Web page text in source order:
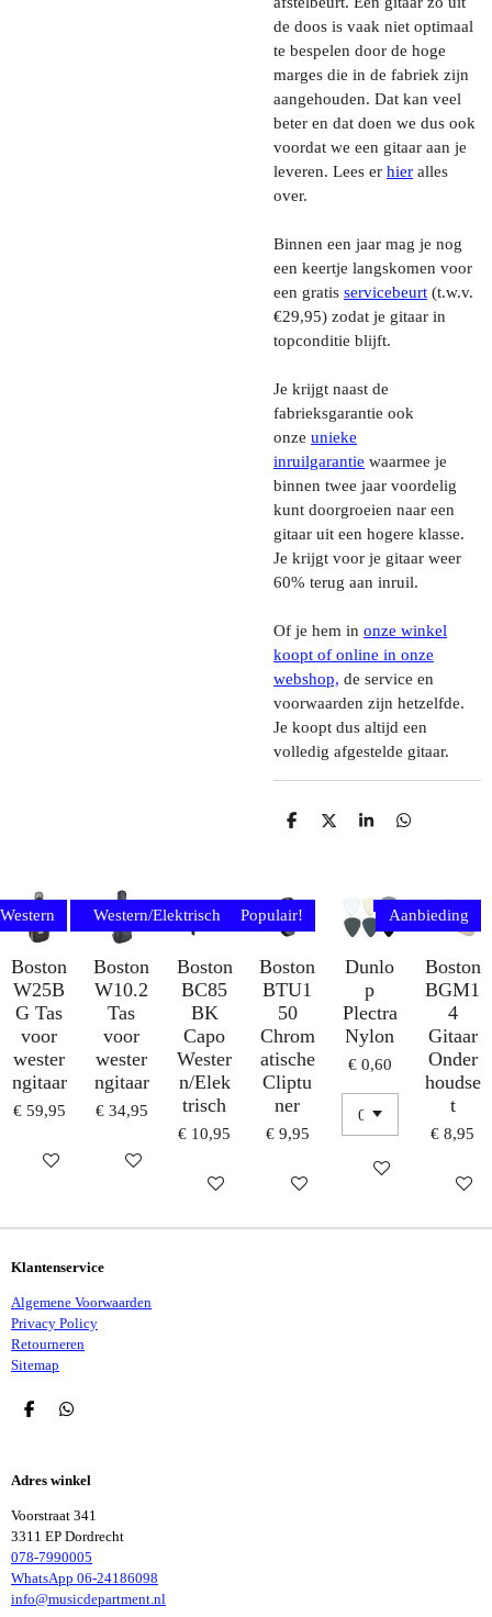
de doos is vaak niet optimaal
te bespelen door de hoge
marges die in de fabriek zijn
aangehouden. Dat kan veel
beter en dat doen we dus ook
voordat we een gitaar aan je
leveren. Lees er hier alles
over.
Binnen een jaar mag je nog
een keertje langskomen voor
een gratis servicebeurt (t.w.v.
€29,95) zodat je gitaar in
topconditie blijft.
Je krijgt naast de
fabrieksgarantie ook
onze unieke
inruilgarantie waarmee je
binnen twee jaar voordelig
kunt doorgroeien naar een
gitaar uit een hogere klasse.
Je krijgt voor je gitaar weer
60% terug aan inruil.
Of je hem in onze winkel
koopt of online in onze
webshop, de service en
voorwaarden zijn hetzelfde.
Je koopt dus altijd een
volledig afgestelde gitaar.
D
D
S
D
Western
Boston
W25B
G Tas
voor
wester
ngitaar
€ 59,95
HOUD MIJ OP DE HOOGTE
Western
Boston
W10.2
Tas
voor
wester
ngitaar
€ 34,95
IN WINKELWAGEN
Western/Elektrisch
Boston
BC85
BK
Capo
Wester
n/Elek
trisch
€ 10,95
IN WINKELWAGEN
Populair!
Boston
BTU1
50
Chrom
atische
Cliptu
ner
€ 9,95
IN WINKELWAGEN
Dunlo
p
Plectra
Nylon
€ 0,60
IN
Aanbieding
Boston
BGM1
4
Gitaar
Onder
houdse
t
€ 8,95
IN
Klantenservice
Algemene Voorwaarden
Privacy Policy
Retourneren
Sitemap
D
N
D
N
Adres winkel
Voorstraat 341
3311 EP Dordrecht
078-7990005
WhatsApp 06-24186098
info@musicdepartment.nl